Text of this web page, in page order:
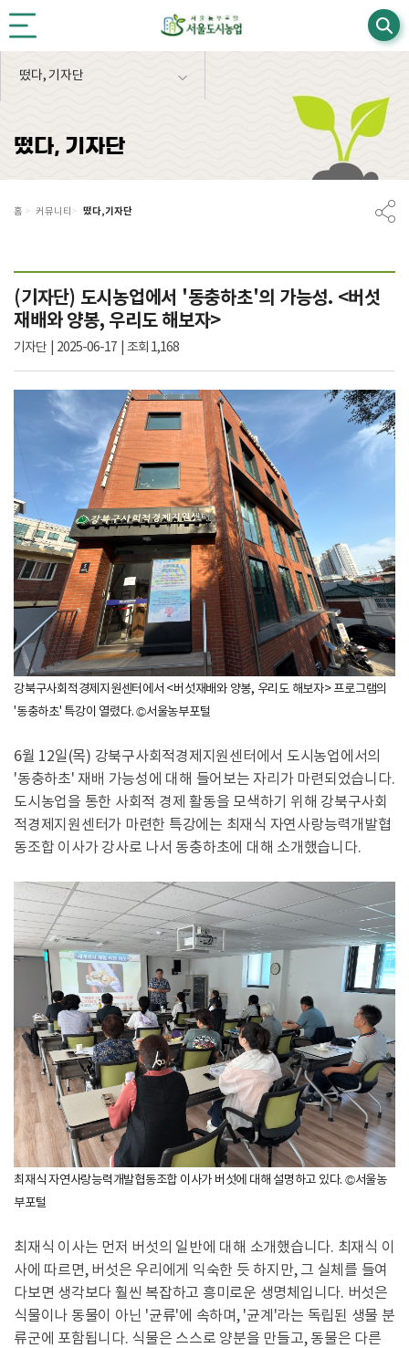
본문영역 바로가기
메인메뉴 바로가기
하단링크 바로가기
떴다, 기자단
떴다, 기자단
홈 > 커뮤니티 > 떴다, 기자단
(기자단) 도시농업에서 '동충하초'의 가능성. <버섯
재배와 양봉, 우리도 해보자>
기자단 2025-06-17 조회 1,168
강북구사회적경제지원센터에서 <버섯재배와 양봉, 우리도 해보자> 프로그램의
'동충하초' 특강이 열렸다. ©서울농부포털
6월 12일(목) 강북구사회적경제지원센터에서 도시농업에서의
'동충하초' 재배 가능성에 대해 들어보는 자리가 마련되었습니다.
도시농업을 통한 사회적 경제 활동을 모색하기 위해 강북구사회
적경제지원센터가 마련한 특강에는 최재식 자연사랑능력개발협
동조합 이사가 강사로 나서 동충하초에 대해 소개했습니다.
최재식 자연사랑능력개발협동조합 이사가 버섯에 대해 설명하고 있다. ©서울농
부포털
최재식 이사는 먼저 버섯의 일반에 대해 소개했습니다. 최재식 이
사에 따르면, 버섯은 우리에게 익숙한 듯 하지만, 그 실체를 들여
다보면 생각보다 훨씬 복잡하고 흥미로운 생명체입니다. 버섯은
식물이나 동물이 아닌 '균류'에 속하며, '균계'라는 독립된 생물 분
류군에 포함됩니다. 식물은 스스로 양분을 만들고, 동물은 다른